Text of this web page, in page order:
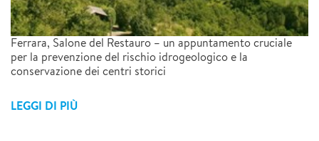
Ferrara, Salone del Restauro – un appuntamento cruciale
per la prevenzione del rischio idrogeologico e la
conservazione dei centri storici
LEGGI DI PIÙ